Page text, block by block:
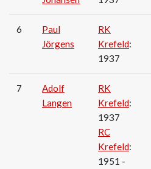
6
Paul
Jörgens
RK
Krefeld:
1937
7
Adolf
Langen
RK
Krefeld:
1937
RC
Krefeld:
1951 -